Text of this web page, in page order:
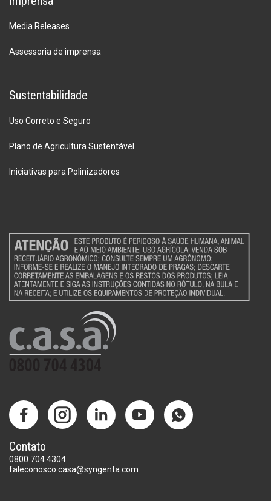
Media Releases
Assessoria de imprensa
Sustentabilidade
Uso Correto e Seguro
Plano de Agricultura Sustentável
Iniciativas para Polinizadores
Contato
0800 704 4304
faleconosco.casa@syngenta.com